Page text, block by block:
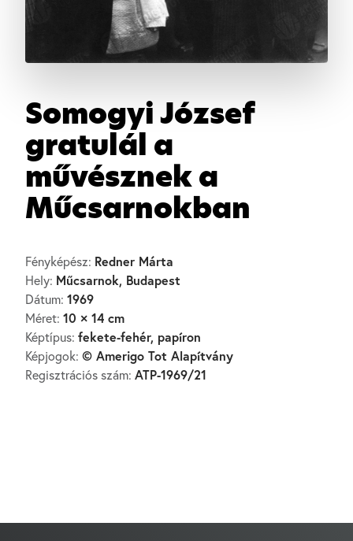
Somogyi József
gratulál a
művésznek a
Műcsarnokban
Fényképész: Redner Márta
Hely: Műcsarnok, Budapest
Dátum: 1969
Méret: 10 × 14 cm
Képtípus: fekete-fehér, papíron
Képjogok: © Amerigo Tot Alapítvány
Regisztrációs szám: ATP-1969/21